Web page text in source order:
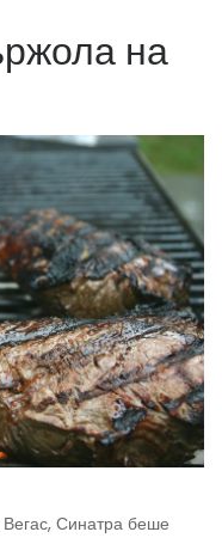
на
Синатра беше